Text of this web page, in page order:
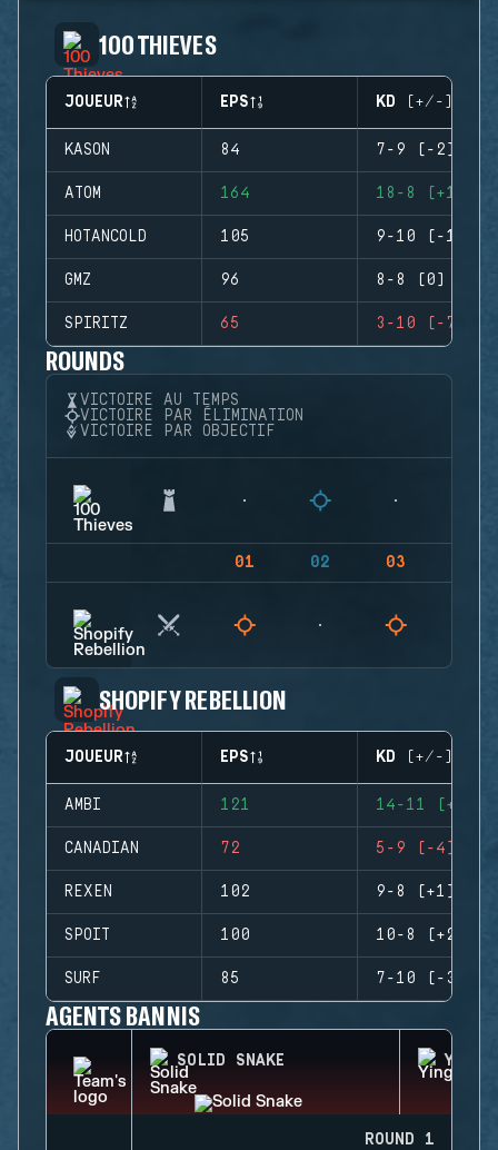
100 THIEVES
JOUEUR EPS KD (+/-)
KASON 84 7-9 (-2)
ATOM 164 18-8 (+10)
HOTANCOLD 105 9-10 (-1)
GMZ 96 8-8 (0)
SPIRITZ 65 3-10 (-7)
ROUNDS
VICTOIRE AU TEMPS
VICTOIRE PAR ÉLIMINATION
VICTOIRE PAR OBJECTIF
01 02 03
SHOPIFY REBELLION
JOUEUR EPS KD (+/-)
AMBI 121 14-11 (+3)
CANADIAN 72 5-9 (-4)
REXEN 102 9-8 (+1)
SPOIT 100 10-8 (+2)
SURF 85 7-10 (-3)
AGENTS BANNIS
SOLID SNAKE YING
ROUND 1